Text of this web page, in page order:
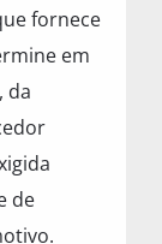
fornece
em
da
de